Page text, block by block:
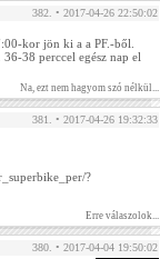
382. • 2017-04-26 22:50:02
kor jön ki a a PF.-ből.
38 perccel egész nap el
Na, ezt nem hagyom szó nélkül...
381. • 2017-04-26 19:32:33
?
Erre válaszolok...
380. • 2017-04-04 19:50:02